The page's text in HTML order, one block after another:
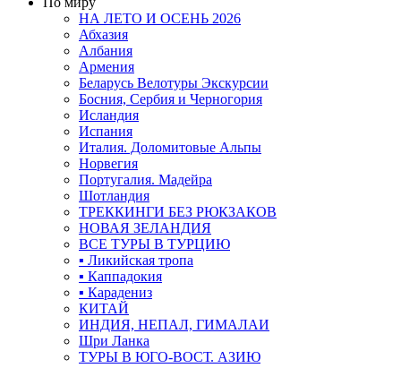
НА ЛЕТО И ОСЕНЬ 2026
Абхазия
Албания
Армения
Беларусь Велотуры Экскурсии
Босния, Сербия и Черногория
Исландия
Испания
Италия. Доломитовые Альпы
Норвегия
Португалия. Мадейра
Шотландия
ТРЕККИНГИ БЕЗ РЮКЗАКОВ
НОВАЯ ЗЕЛАНДИЯ
ВСЕ ТУРЫ В ТУРЦИЮ
▪ Ликийская тропа
▪ Каппадокия
▪ Карадениз
КИТАЙ
ИНДИЯ, НЕПАЛ, ГИМАЛАИ
Шри Ланка
ТУРЫ В ЮГО-ВОСТ. АЗИЮ